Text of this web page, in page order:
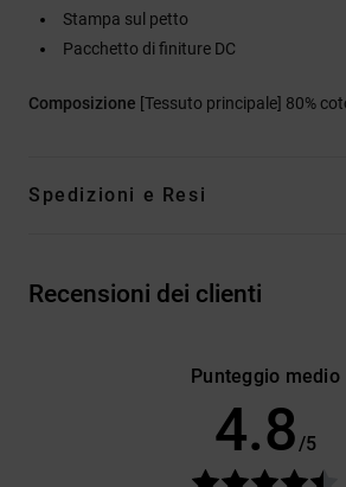
Stampa sul petto
Pacchetto di finiture DC
Composizione [Tessuto principale] 80%
Spedizioni e Resi
Recensioni dei clienti
Punteggio medio
4.8 /5